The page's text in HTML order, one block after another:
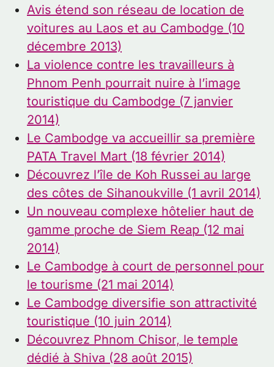
Avis étend son réseau de location de
voitures au Laos et au Cambodge (10
décembre 2013)
La violence contre les travailleurs à
Phnom Penh pourrait nuire à l’image
touristique du Cambodge (7 janvier
2014)
Le Cambodge va accueillir sa première
PATA Travel Mart (18 février 2014)
Découvrez l’île de Koh Russei au large
des côtes de Sihanoukville (1 avril 2014)
Un nouveau complexe hôtelier haut de
gamme proche de Siem Reap (12 mai
2014)
Le Cambodge à court de personnel pour
le tourisme (21 mai 2014)
Le Cambodge diversifie son attractivité
touristique (10 juin 2014)
Découvrez Phnom Chisor, le temple
dédié à Shiva (28 août 2015)